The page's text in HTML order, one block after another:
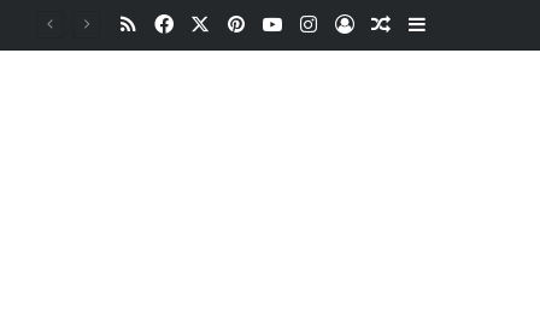
RSSFacebookPinterestYouTubeInstagramOturum aç
Rastgele Makale
Kenar